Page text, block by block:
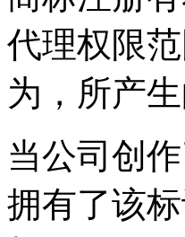
代理权限
为，所产
当公司创
拥有了该